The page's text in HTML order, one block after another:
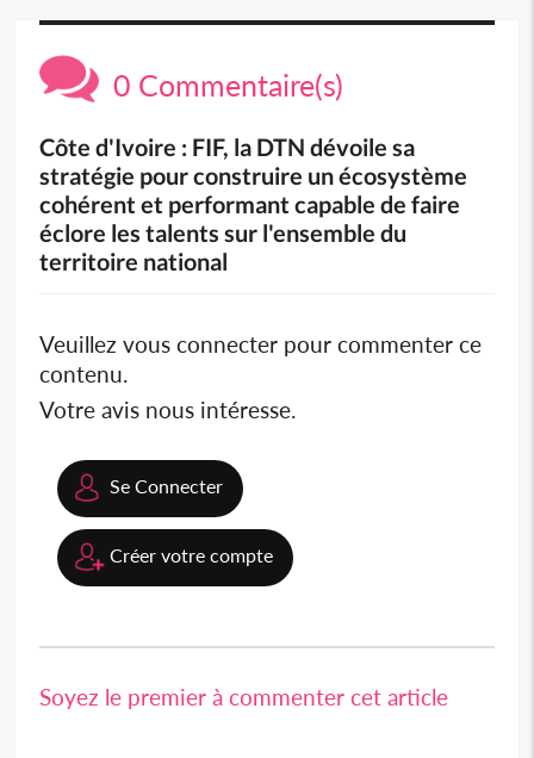
0 Commentaire(s)
Côte d'Ivoire : FIF, la DTN dévoile sa
stratégie pour construire un écosystème
cohérent et performant capable de faire
éclore les talents sur l'ensemble du
territoire national
Veuillez vous connecter pour commenter ce
contenu.
Votre avis nous intéresse.
Se Connecter
Créer votre compte
Soyez le premier à commenter cet article